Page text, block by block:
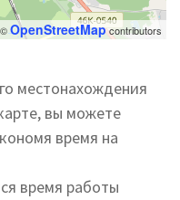
©OpenStreetMapcontributors
местонахождения
вы можете
время на
время работы